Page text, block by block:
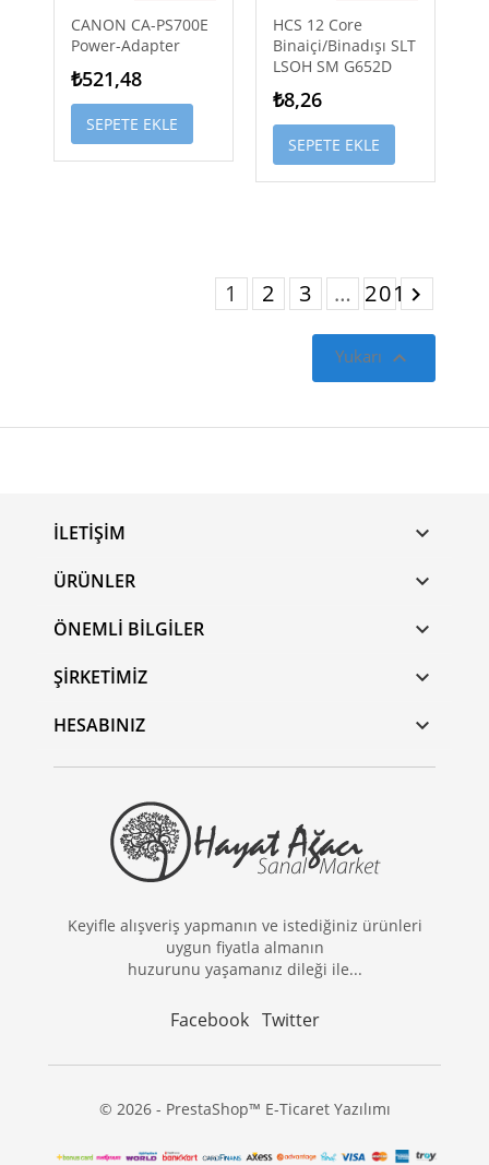
CANON CA-PS700E
Power-Adapter
₺521,48
SEPETE EKLE
HCS 12 Core
Binaiçi/Binadışı SLT
LSOH SM G652D
₺8,26
SEPETE EKLE
1 2 3 … 201 
Yukarı 
İLETIŞIM 
ÜRÜNLER 
ÖNEMLI BILGILER 
ŞIRKETIMIZ 
HESABINIZ 
Keyifle alışveriş yapmanın ve istediğiniz ürünleri
uygun fiyatla almanın
huzurunu yaşamanız dileği ile...
Facebook Twitter
© 2026 - PrestaShop™ E-Ticaret Yazılımı